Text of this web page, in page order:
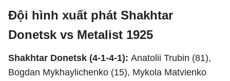
Đội hình xuất phát Shakhtar
Donetsk vs Metalist 1925
Shakhtar Donetsk (4-1-4-1): Anatolii Trubin (81),
Bogdan Mykhaylichenko (15), Mykola Matvienko